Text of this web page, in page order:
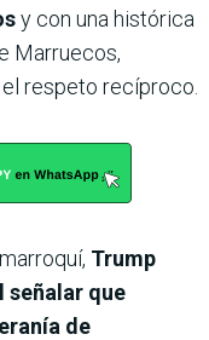
y con una histórica
Marruecos,
respeto recíproco.
Trump
señalar que
de